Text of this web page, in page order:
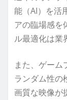
能（AI）を活
アの臨場感を
ル最適化は業
また、ゲーム
ランダム性の
画質な映像が